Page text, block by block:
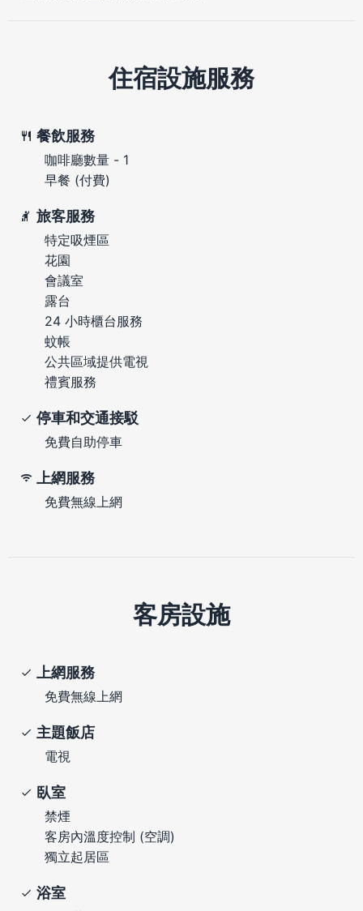
住宿設施服務
餐飲服務
咖啡廳數量 - 1
早餐 (付費)
旅客服務
特定吸煙區
花園
會議室
露台
24 小時櫃台服務
蚊帳
公共區域提供電視
禮賓服務
停車和交通接駁
免費自助停車
上網服務
免費無線上網
客房設施
上網服務
免費無線上網
主題飯店
電視
臥室
禁煙
客房內溫度控制 (空調)
獨立起居區
浴室